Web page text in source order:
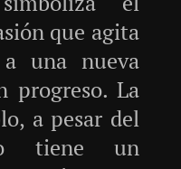
que agita
una nueva
progreso. La
a pesar del
tiene un